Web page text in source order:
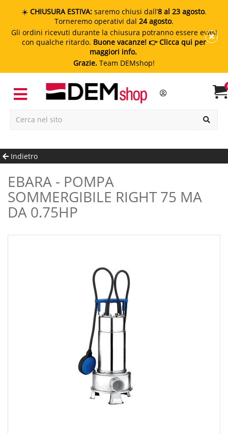
☀️ CHIUSURA ESTIVA: saremo chiusi dall’8 al 23 agosto.
Torneremo operativi dal 24 agosto.
Gli ordini ricevuti durante la chiusura potranno essere evasi
con qualche ritardo. Buone vacanze! 👉 Clicca qui per
maggiori info.
Grazie. Team DEMshop!
Indietro
EBARA - POMPA
SOMMERGIBILE RIGHT 75 MA
DA 0.75HP